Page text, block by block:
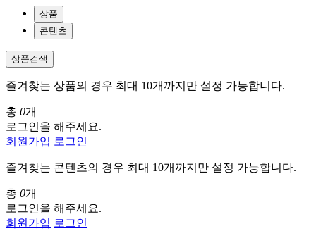
상품
콘텐츠
상품검색
즐겨찾는 상품의 경우 최대 10개까지만 설정 가능합니다.
총 0개
로그인을 해주세요.
회원가입 로그인
즐겨찾는 콘텐츠의 경우 최대 10개까지만 설정 가능합니다.
총 0개
로그인을 해주세요.
회원가입 로그인